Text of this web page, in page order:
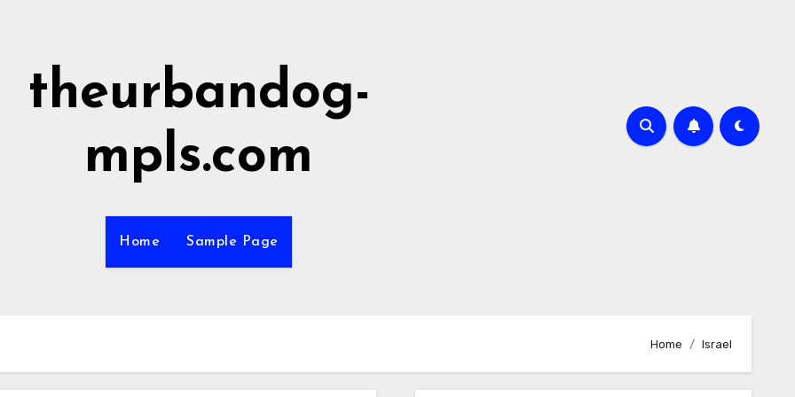
theurbandog-
mpls.com
Home Sample Page
Home Israel